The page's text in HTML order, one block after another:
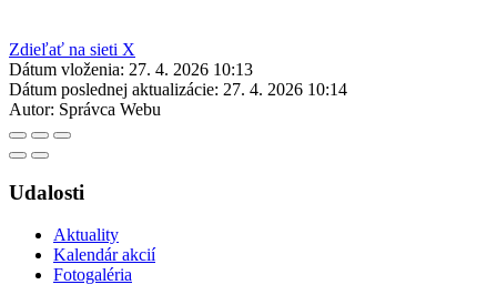
Zdieľať na sieti X
Dátum vloženia: 27. 4. 2026 10:13
Dátum poslednej aktualizácie: 27. 4. 2026 10:14
Autor: Správca Webu
Udalosti
Aktuality
Kalendár akcií
Fotogaléria